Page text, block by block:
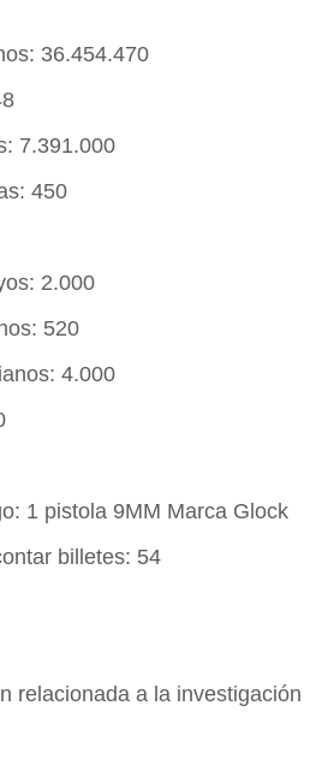
36.454.470
7.391.000
450
2.000
520
4.000
1 pistola 9MM Marca Glock
billetes: 54
relacionada a la investigación